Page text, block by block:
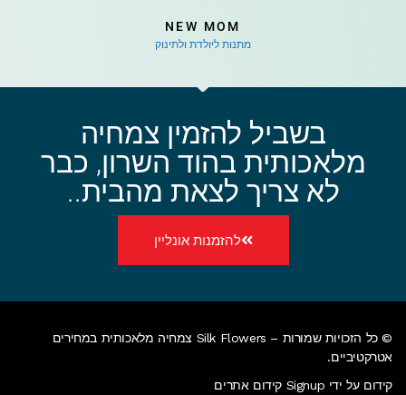
NEW MOM
מתנות ליולדת ולתינוק
בשביל להזמין צמחיה
מלאכותית בהוד השרון, כבר
לא צריך לצאת מהבית..
להזמנות אונליין
© כל הזכויות שמורות – Silk Flowers
צמחיה מלאכותית במחירים
אטרקטיביים.
קידום על ידי Signup קידום אתרים